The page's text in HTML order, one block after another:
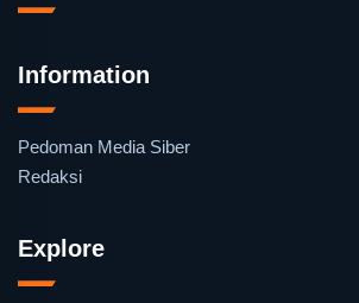
Information
Pedoman Media Siber
Redaksi
Explore